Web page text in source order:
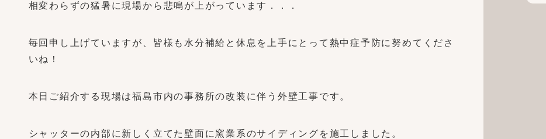
相変わらずの猛暑に現場から悲鳴が上がっています．．．
毎回申し上げていますが、皆様も水分補給と休息を上手にとって熱中症予防に努めてくださ
いね！
本日ご紹介する現場は福島市内の事務所の改装に伴う外壁工事です。
シャッターの内部に新しく立てた壁面に窯業系のサイディングを施工しました。